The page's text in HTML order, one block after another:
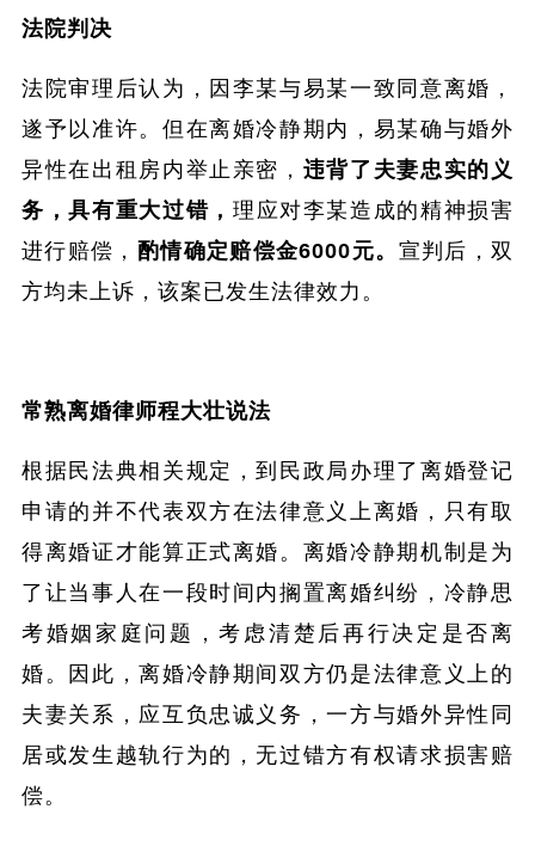
法院判决
法院审理后认为，因李某与易某一致同意离婚，
遂予以准许。但在离婚冷静期内，易某确与婚外
异性在出租房内举止亲密， 违背了夫妻忠实的义
务，具有重大过错， 理应对李某造成的精神损害
进行赔偿， 酌情确定赔偿金6000元。 宣判后，双
方均未上诉，该案已发生法律效力。
常熟离婚律师程大壮说法
根据民法典相关规定，到民政局办理了离婚登记
申请的并不代表双方在法律意义上离婚，只有取
得离婚证才能算正式离婚。离婚冷静期机制是为
了让当事人在一段时间内搁置离婚纠纷，冷静思
考婚姻家庭问题，考虑清楚后再行决定是否离
婚。因此，离婚冷静期间双方仍是法律意义上的
夫妻关系，应互负忠诚义务，一方与婚外异性同
居或发生越轨行为的，无过错方有权请求损害赔
偿。